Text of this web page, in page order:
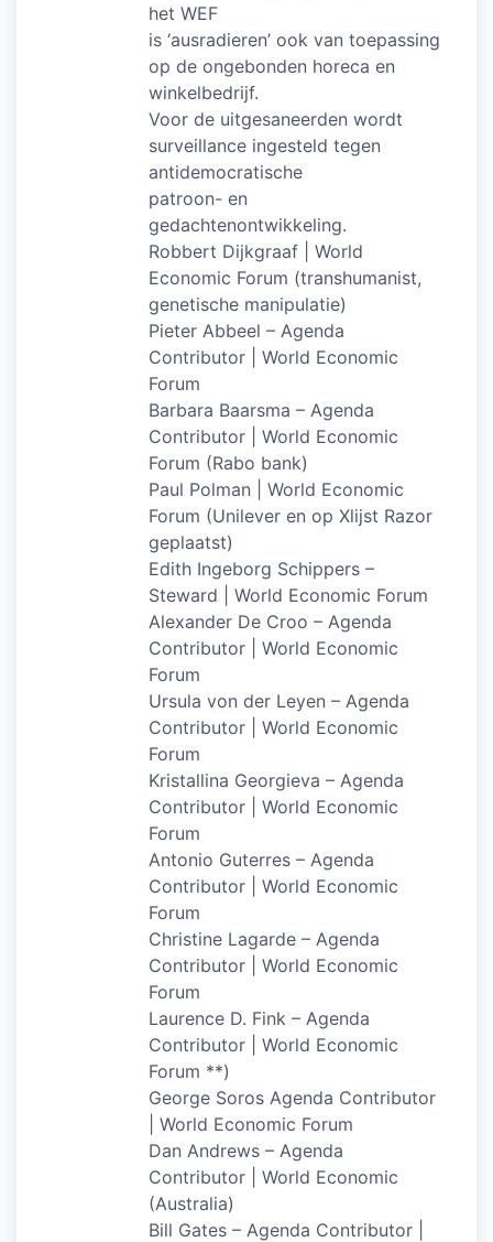
het WEF
is ‘ausradieren’ ook van toepassing
op de ongebonden horeca en
winkelbedrijf.
Voor de uitgesaneerden wordt
surveillance ingesteld tegen
antidemocratische
patroon- en
gedachtenontwikkeling.
Robbert Dijkgraaf | World
Economic Forum (transhumanist,
genetische manipulatie)
Pieter Abbeel – Agenda
Contributor | World Economic
Forum
Barbara Baarsma – Agenda
Contributor | World Economic
Forum (Rabo bank)
Paul Polman | World Economic
Forum (Unilever en op Xlijst Razor
geplaatst)
Edith Ingeborg Schippers –
Steward | World Economic Forum
Alexander De Croo – Agenda
Contributor | World Economic
Forum
Ursula von der Leyen – Agenda
Contributor | World Economic
Forum
Kristallina Georgieva – Agenda
Contributor | World Economic
Forum
Antonio Guterres – Agenda
Contributor | World Economic
Forum
Christine Lagarde – Agenda
Contributor | World Economic
Forum
Laurence D. Fink – Agenda
Contributor | World Economic
Forum **)
George Soros Agenda Contributor
| World Economic Forum
Dan Andrews – Agenda
Contributor | World Economic
(Australia)
Bill Gates – Agenda Contributor |